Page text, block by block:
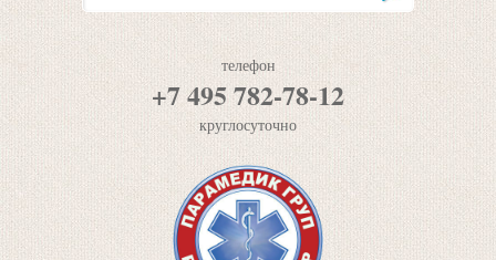
телефон
+7 495 782-78-12
круглосуточно